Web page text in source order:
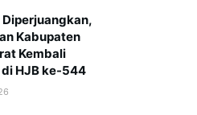
Diperjuangkan,
Kabupaten
Kembali
HJB ke-544